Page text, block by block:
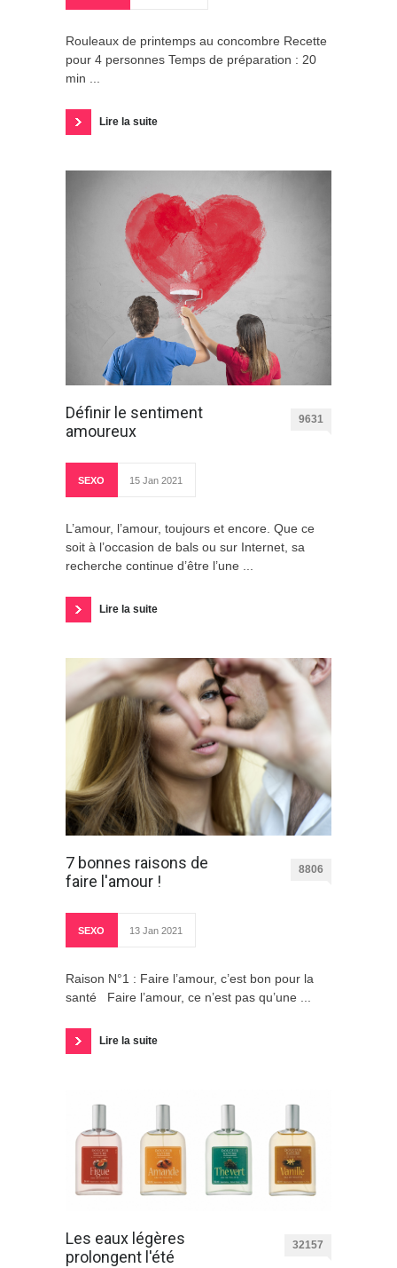
Rouleaux de printemps au concombre Recette
pour 4 personnes Temps de préparation : 20
min ...
Lire la suite
Définir le sentiment
amoureux
9631
SEXO 15 Jan 2021
L’amour, l’amour, toujours et encore. Que ce
soit à l’occasion de bals ou sur Internet, sa
recherche continue d’être l’une ...
Lire la suite
7 bonnes raisons de
faire l'amour !
8806
SEXO 13 Jan 2021
Raison N°1 : Faire l’amour, c’est bon pour la
santé Faire l’amour, ce n’est pas qu’une ...
Lire la suite
Les eaux légères
prolongent l'été
32157